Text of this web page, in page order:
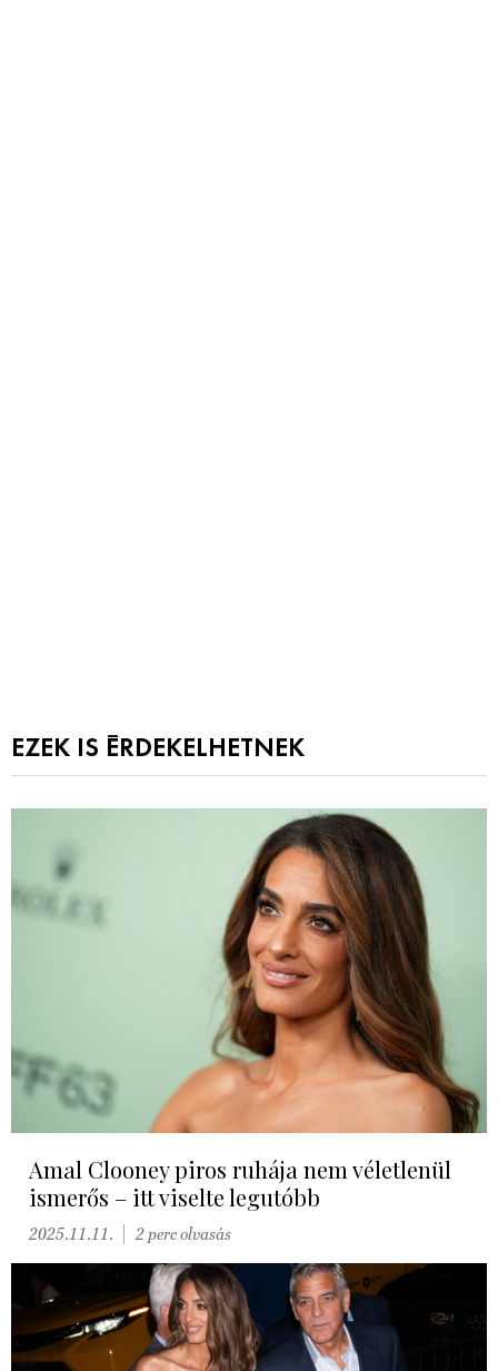
EZEK IS ÉRDEKELHETNEK
Amal Clooney piros ruhája nem véletlenül
ismerős – itt viselte legutóbb
2025.11.11. 2 perc olvasás